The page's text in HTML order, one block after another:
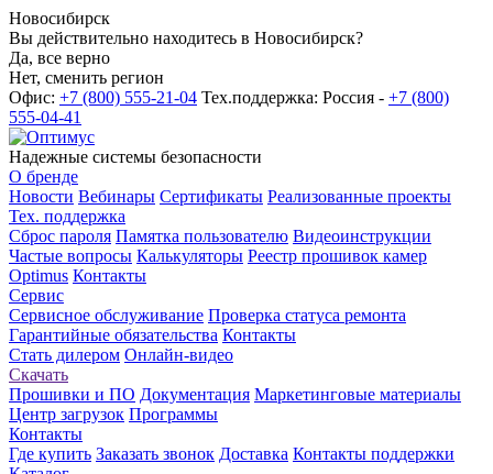
Новосибирск
Вы действительно находитесь в Новосибирск?
Да, все верно
Нет, сменить регион
Офис: +7 (800) 555-21-04 Тех.поддержка: Россия - +7 (800)
555-04-41
Надежные системы безопасности
О бренде
Новости Вебинары Сертификаты Реализованные проекты
Тех. поддержка
Сброс пароля Памятка пользователю Видеоинструкции
Частые вопросы Калькуляторы Реестр прошивок камер
Optimus Контакты
Сервис
Сервисное обслуживание Проверка статуса ремонта
Гарантийные обязательства Контакты
Стать дилером Онлайн-видео
Скачать
Прошивки и ПО Документация Маркетинговые материалы
Центр загрузок Программы
Контакты
Где купить Заказать звонок Доставка Контакты поддержки